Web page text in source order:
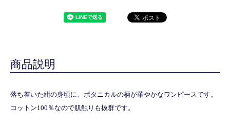
商品説明
落ち着いた紺の身頃に、ボタニカルの柄が華やかなワンピースです。
コットン100％なので肌触りも抜群です。